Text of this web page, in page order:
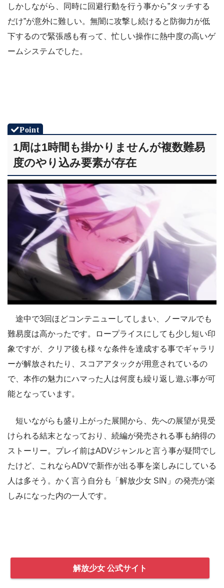
しかしながら、同時に回避行動を行う事から”タッチする
だけ”が意外に難しい。無闇に攻撃し続けると防御力が低
下するので緊張感も有って、忙しい操作に熱中度の高いゲ
ームシステムでした。
1周は1時間も掛かりませんが複数難易
度のやり込み要素が存在
途中で3回ほどコンテニューしてしまい、ノーマルでも
難易度は高かったです。ロープライスにしても少し短い印
象ですが、クリア後も様々な条件を達成する事でギャラリ
ーが解放されたり、スコアアタックが用意されているの
で、本作の魅力にハマった人は何度も繰り返し遊ぶ事が可
能となっています。
短いながらも盛り上がった展開から、先への展望が見受
けられる結末となっており、続編が発売される事も納得の
ストーリー。プレイ前はADVジャンルと言う事が疑問でし
たけど、これならADVで新作が出る事を楽しみにしている
人は多そう。かく言う自分も「解放少女 SIN」の発売が楽
しみになった内の一人です。
解放少女 公式サイト